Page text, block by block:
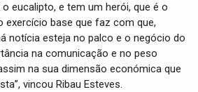
eucalipto, e tem um herói, que é o
exercício base que faz com que,
notícia esteja no palco e o negócio do
na comunicação e no peso
na sua dimensão económica que
vincou Ribau Esteves.